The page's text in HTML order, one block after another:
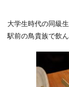
大学生時代の同級
駅前の鳥貴族で飲ん